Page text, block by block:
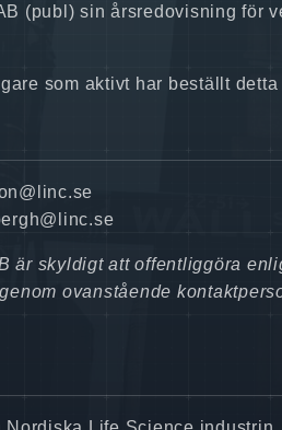
(publ) sin årsredovisning för
som aktivt har beställt
är skyldigt att offentliggöra
ovanstående